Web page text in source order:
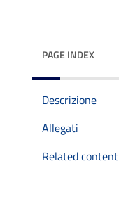
PAGE INDEX
Descrizione
Allegati
Related content